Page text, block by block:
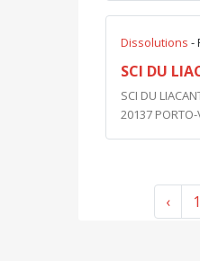
Dissolutions -
SCI DU
SCI DU
20137
‹ 1